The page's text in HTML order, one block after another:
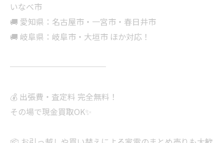
いなべ市
🚚 愛知県：名古屋市・一宮市・春日井市
🚚 岐阜県：岐阜市・大垣市 ほか対応！
────────────
💰 出張費・査定料 完全無料！
その場で現金買取OK✨